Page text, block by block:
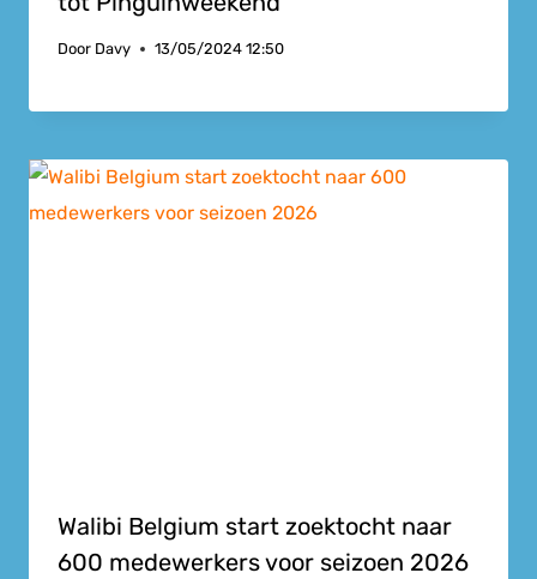
Door Davy 13/05/2024 12:50
Walibi Belgium start zoektocht naar
600 medewerkers voor seizoen 2026